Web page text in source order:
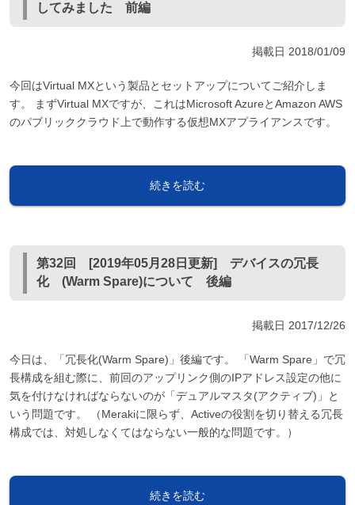
してみました 前編
掲載日 2018/01/09
今回はVirtual MXという製品とセットアップについてご紹介しま
す。 まずVirtual MXですが、これはMicrosoft AzureとAmazon AWS
のパブリッククラウド上で動作する仮想MXアプライアンスです。
続きを読む
第32回 [2019年05月28日更新] デバイスの冗長
化 (Warm Spare)について 後編
掲載日 2017/12/26
今日は、「冗長化(Warm Spare)」後編です。 「Warm Spare」で冗
長構成を組む際に、前回のアップリンク側のIPアドレス設定の他に
気を付けなければならないのが「デュアルマスタ(アクティブ)」と
いう問題です。 （Merakiに限らず、Activeの役割を切り替える冗長
構成では、対処しなくてはならない一般的な問題です。）
続きを読む